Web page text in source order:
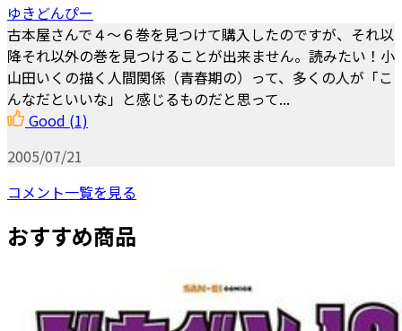
ゆきどんぴー
古本屋さんで４～６巻を見つけて購入したのですが、それ以
降それ以外の巻を見つけることが出来ません。読みたい！小
山田いくの描く人間関係（青春期の）って、多くの人が「こ
んなだといいな」と感じるものだと思って...
Good (1)
2005/07/21
コメント一覧を見る
おすすめ商品